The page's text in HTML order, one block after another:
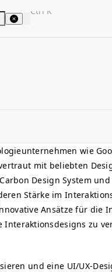
Ctrl K
wie
mit beliebten
Design System
Stärke im
Ansätze für die
Interaktionsdesigns zu
und eine UI/UX-